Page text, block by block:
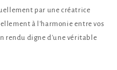
par une créatrice
à l'harmonie entre vos
rendu digne d'une véritable